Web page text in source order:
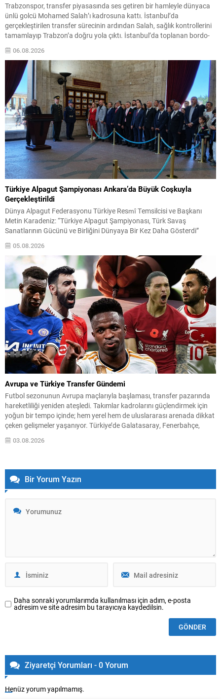
Trabzonspor, transfer piyasasında ses getiren bir hamleyle dünyaca
ünlü golcü Mohamed Salah’ı kadrosuna kattı. İstanbul’da
gerçekleştirilen transfer sürecinin ardından Salah, sağlık kontrollerini
tamamlayıp Trabzon’a doğru yola çıktı. İstanbul’da toplanan bordo-
kulüp başkanı Ertuğrul Doğan ile birlikte Trabzon’a intikal etti.
Yolculuk ve karşılamada büyük...
06.08.2026
Türkiye Alpagut Şampiyonası Ankara’da Büyük Coşkuyla
Gerçekleştirildi
Dünya Alpagut Federasyonu Türkiye Resmî Temsilcisi ve Başkanı
Metin Karadeniz: “Türkiye Alpagut Şampiyonası, Türk Savaş
Sanatlarının Gücünü ve Birliğini Dünyaya Bir Kez Daha Gösterdi”
organize edilen 2026 Türkiye Alpagut Şampiyonası, 30 Temmuz–2
Ağustos 2026 tarihleri arasında Ankara Keçiören Taha Akgül Spor
Salonu’nda büyük...
05.08.2026
Avrupa ve Türkiye Transfer Gündemi
Futbol sezonunun Avrupa maçlarıyla başlaması, transfer pazarında
hareketliliği yeniden ateşledi. Takımlar kadrolarını güçlendirmek için
yoğun bir tempo içinde; hem yerel hem de uluslararası arenada dikkat
çeken gelişmeler yaşanıyor. Türkiye’de Galatasaray, Fenerbahçe,
Beşiktaş ve Trabzonspor gibi büyük kulüpler transfer çalışmalarıyla
taraftar beklentilerini karşılamaya çalışırken; Avrupa kulüpleri de
03.08.2026
Bir Yorum Yazın
Daha sonraki yorumlarımda kullanılması için adım, e-posta
adresim ve site adresim bu tarayıcıya kaydedilsin.
Ziyaretçi Yorumları - 0 Yorum
Henüz yorum yapılmamış.